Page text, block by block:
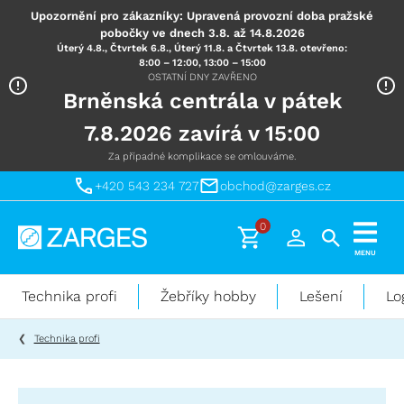
Upozornění pro zákazníky: Upravená provozní doba pražské
pobočky ve dnech 3.8. až 14.8.2026
Úterý 4.8., Čtvrtek 6.8., Úterý 11.8. a Čtvrtek 13.8. otevřeno:
8:00 – 12:00, 13:00 – 15:00
OSTATNÍ DNY ZAVŘENO
Brněnská centrála v pátek
7.8.2026 zavírá v 15:00
Za případné komplikace se omlouváme.
+420 543 234 727 obchod@zarges.cz
Technika
práci
výškách
0
MENU
Technika profi Žebříky hobby Lešení
Technika profi